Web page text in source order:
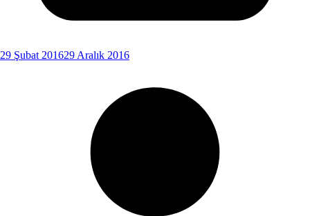
29 Şubat 201629 Aralık 2016